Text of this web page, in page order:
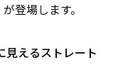
登場します。
見えるストレート